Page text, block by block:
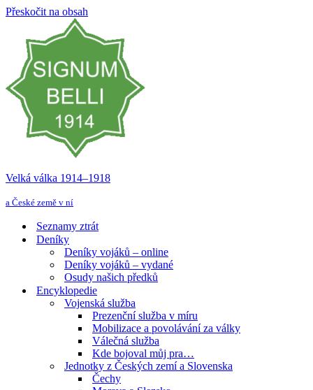
Přeskočit na obsah
Velká válka 1914–⁠⁠⁠⁠⁠⁠1918
a České země v ní
Seznamy ztrát
Deníky
Deníky vojáků – online
Deníky vojáků – vydané
Osudy našich předků
Encyklopedie
Vojenská služba
Prezenční služba v míru
Mobilizace a povolávání za války
Válečná služba
Kde bojoval můj pra…
Jednotky z Českých zemí a Slovenska
Čechy